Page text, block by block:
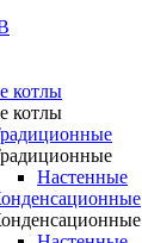
котлы
котлы
Настенные